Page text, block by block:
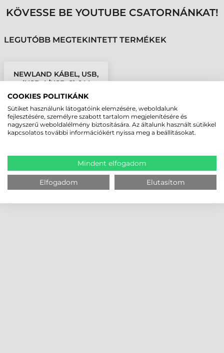
KÖVESSE BE YOUTUBE CSATORNÁNKAT!
LEGUTÓBB MEGTEKINTETT TERMÉKEK
NEWLAND KÁBEL, USB,
(USB-A/USB-C), 1 M
COOKIES POLITIKÁNK
Sütiket használunk látogatóink elemzésére, weboldalunk
fejlesztésére, személyre szabott tartalom megjelenítésére és
nagyszerű weboldalélmény biztosítására. Az általunk használt sütikkel
kapcsolatos további információkért nyissa meg a beállításokat.
Mindent elfogadom
Elfogadom Elutasítom